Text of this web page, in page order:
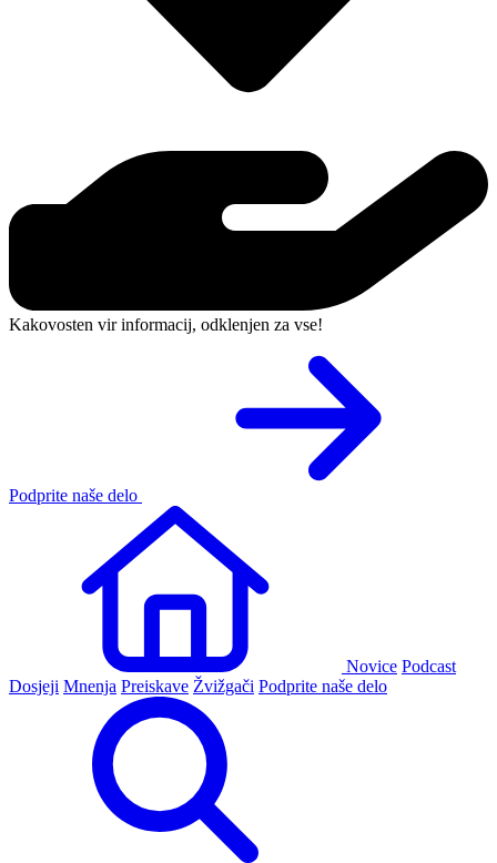
Kakovosten vir informacij, odklenjen za vse!
Podprite naše delo
Novice Podcast
Dosjeji Mnenja Preiskave Žvižgači Podprite naše delo